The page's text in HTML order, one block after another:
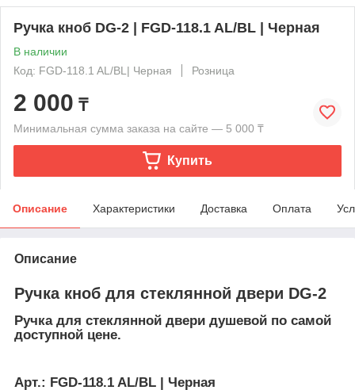
Ручка кноб DG-2 | FGD-118.1 AL/BL | Черная
В наличии
Код: FGD-118.1 AL/BL| Черная
Розница
2 000 ₸
Минимальная сумма заказа на сайте — 5 000 ₸
Купить
Описание Характеристики Доставка Оплата
Описание
Ручка кноб для стеклянной двери DG-2
Ручка для стеклянной двери душевой по самой
доступной цене.
Арт.: FGD-118.1 AL/BL | Черная